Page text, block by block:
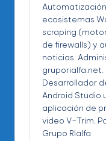
ecosistemas
scraping
de firewalls) y
noticias.
gruporialfa.net.
Desarrollador
Android Studio
aplicación de
video V-Trim.
Grupo RIalfa